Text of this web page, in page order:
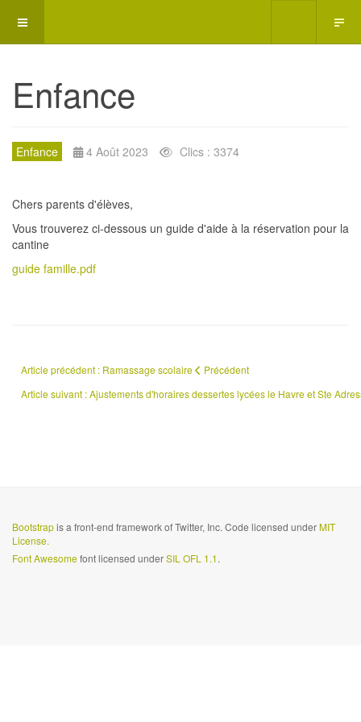
Enfance
Enfance 4 Août 2023 Clics : 3374
Chers parents d'élèves,
Vous trouverez ci-dessous un guide d'aide à la réservation pour la
cantine
guide famille.pdf
Article précédent : Ramassage scolaire
Précédent
Article suivant : Ajustements d'horaires dessertes lycées le Havre et Ste
Bootstrapis a front-end framework of Twitter, Inc. Code licensed underMIT
License.
Font Awesomefont licensed underSIL OFL 1.1.